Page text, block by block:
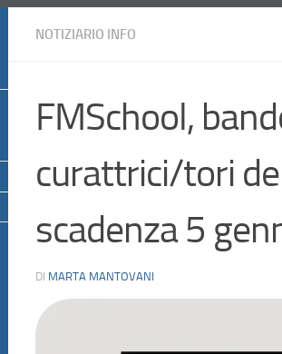
NOTIZIARIO INFO
FMSchool,
curattrici/tori
scadenza 5
DI MARTA MANTOVANI